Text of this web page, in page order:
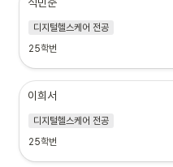
디지털헬스케어 전공
25학번
이희서
디지털헬스케어 전공
25학번